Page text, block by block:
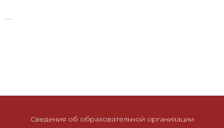
Сведения об образовательной организации